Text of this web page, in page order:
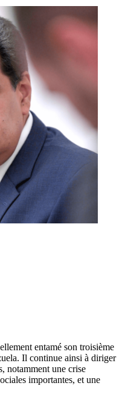
entamé son troisième
Il continue ainsi à diriger
notamment une crise
importantes, et une